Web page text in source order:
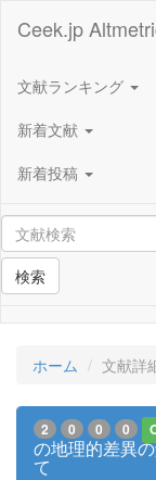
Ceek.jp
文献ランキング
新着文献
新着投稿
検索
ホーム 文献詳
2 0 0 0
の地理的差異
て